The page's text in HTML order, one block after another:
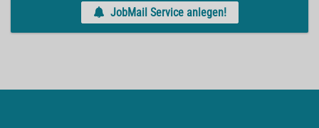
JobMail Service anlegen!